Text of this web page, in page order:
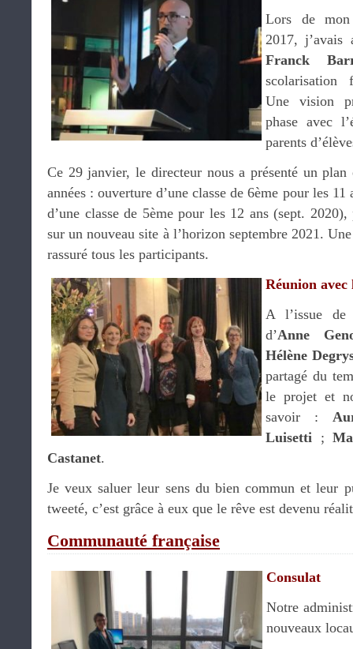
Lors de mon
2017, j’avais
Franck
scolarisation
Une vision
phase avec
parents
Ce 29 janvier, le directeur nous a présenté un
années : ouverture d’une classe de 6ème pour les
d’une classe de 5ème pour les 12 ans (sept.
sur un nouveau site à l’horizon septembre 2021.
rassuré tous les participants.
Réunion avec
A l’issue de
d’Anne
Hélène
partagé du
le projet et
savoir :
Luisetti ;
Castanet.
Je veux saluer leur sens du bien commun et leur
tweeté, c’est grâce à eux que le rêve est devenu
Communauté française
Consulat
Notre
nouveaux